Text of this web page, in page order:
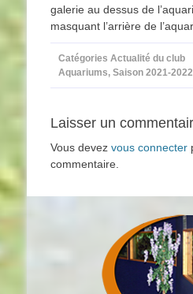
galerie au dessus de
masquant l’arrière de
Catégories Actualité du club
Aquariums, Saison 2021-2022
Laisser un
Vous devez vous connecter
commentaire.